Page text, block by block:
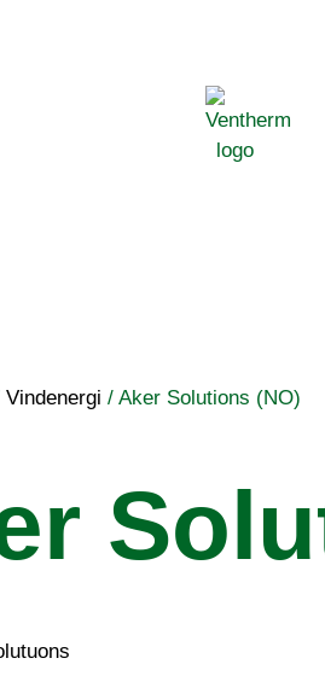
Vindenergi / Aker Solutions (NO)